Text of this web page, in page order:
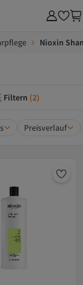
Nioxin
Filtern (2)
Preisverlauf